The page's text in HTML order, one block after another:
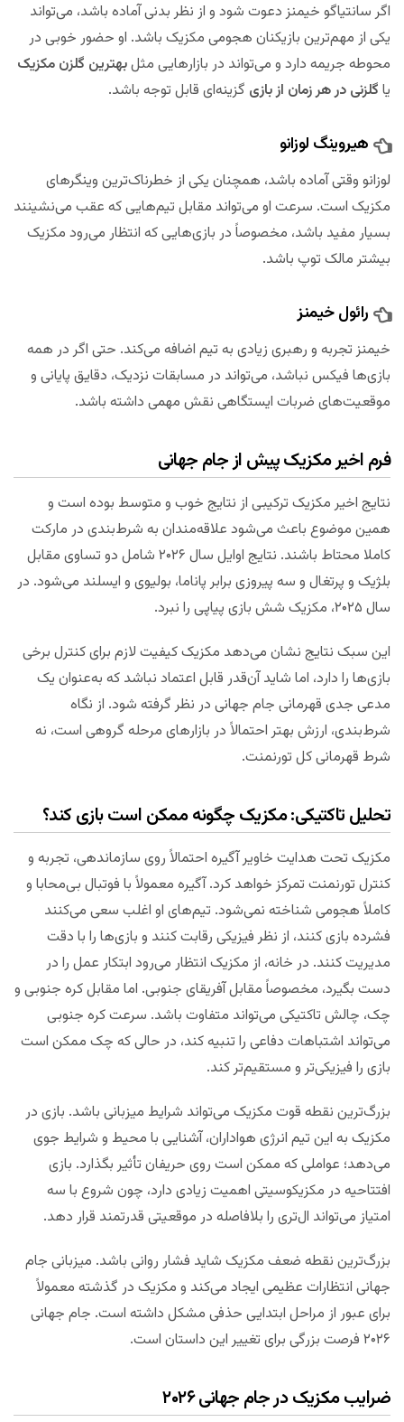
اگر سانتیاگو خیمنز دعوت شود و از نظر بدنی آماده باشد، می‌تواند
یکی از مهم‌ترین بازیکنان هجومی مکزیک باشد. او حضور خوبی در
محوطه جریمه دارد و می‌تواند در بازارهایی مثلبهترین گلزن مکزیک
یا گلزنی در هر زمان از بازی گزینه‌ای قابل توجه باشد.
هیروینگ لوزانو
لوزانو وقتی آماده باشد، همچنان یکی از خطرناک‌ترین وینگرهای
مکزیک است. سرعت او می‌تواند مقابل تیم‌هایی که عقب می‌نشینند
بسیار مفید باشد، مخصوصاً در بازی‌هایی که انتظار می‌رود مکزیک
بیشتر مالک توپ باشد.
رائول خیمنز
خیمنز تجربه و رهبری زیادی به تیم اضافه می‌کند. حتی اگر در همه
بازی‌ها فیکس نباشد، می‌تواند در مسابقات نزدیک، دقایق پایانی و
موقعیت‌های ضربات ایستگاهی نقش مهمی داشته باشد.
فرم اخیر مکزیک پیش از جام جهانی
نتایج اخیر مکزیک ترکیبی از نتایج خوب و متوسط بوده است و
همین موضوع باعث می‌شود علاقه‌مندان به شرط‌بندی در مارکت
کاملا محتاط باشند. نتایج اوایل سال ۲۰۲۶ شامل دو تساوی مقابل
بلژیک و پرتغال و سه پیروزی برابر پاناما، بولیوی و ایسلند می‌شود. در
سال ۲۰۲۵، مکزیک شش بازی پیاپی را نبرد.
این سبک نتایج نشان می‌دهد مکزیک کیفیت لازم برای کنترل برخی
بازی‌ها را دارد، اما شاید آن‌قدر قابل اعتماد نباشد که به‌عنوان یک
مدعی جدی قهرمانی جام جهانی در نظر گرفته شود. از نگاه
شرط‌بندی، ارزش بهتر احتمالاً در بازارهای مرحله گروهی است، نه
شرط قهرمانی کل تورنمنت.
تحلیل تاکتیکی: مکزیک چگونه ممکن است بازی کند؟
مکزیک تحت هدایت خاویر آگیره احتمالاً روی سازماندهی، تجربه و
کنترل تورنمنت تمرکز خواهد کرد. آگیره معمولاً با فوتبال بی‌محابا و
کاملاً هجومی شناخته نمی‌شود. تیم‌های او اغلب سعی می‌کنند
فشرده بازی کنند، از نظر فیزیکی رقابت کنند و بازی‌ها را با دقت
مدیریت کنند. در خانه، از مکزیک انتظار می‌رود ابتکار عمل را در
دست بگیرد، مخصوصاً مقابل آفریقای جنوبی. اما مقابل کره جنوبی و
چک، چالش تاکتیکی می‌تواند متفاوت باشد. سرعت کره جنوبی
می‌تواند اشتباهات دفاعی را تنبیه کند، در حالی که چک ممکن است
بازی را فیزیکی‌تر و مستقیم‌تر کند.
بزرگ‌ترین نقطه قوت مکزیک می‌تواند شرایط میزبانی باشد. بازی در
مکزیک به این تیم انرژی هواداران، آشنایی با محیط و شرایط جوی
می‌دهد؛ عواملی که ممکن است روی حریفان تأثیر بگذارد. بازی
افتتاحیه در مکزیکوسیتی اهمیت زیادی دارد، چون شروع با سه
امتیاز می‌تواند ال‌تری را بلافاصله در موقعیتی قدرتمند قرار دهد.
بزرگ‌ترین نقطه ضعف مکزیک شاید فشار روانی باشد. میزبانی جام
جهانی انتظارات عظیمی ایجاد می‌کند و مکزیک در گذشته معمولاً
برای عبور از مراحل ابتدایی حذفی مشکل داشته است. جام جهانی
۲۰۲۶ فرصت بزرگی برای تغییر این داستان است.
ضرایب مکزیک در جام جهانی ۲۰۲۶